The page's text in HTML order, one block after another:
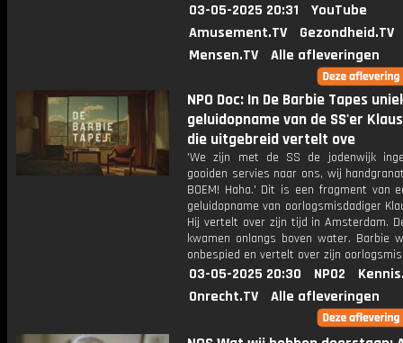
03-05-2025 20:31
YouTube
Amusement.TV
Gezondheid.TV
Mensen.TV
Alle afleveringen
NPO Doc: In De Barbie Tapes
geluidopname van de SS'er
die uitgebreid vertelt ove
'We zijn met de SS de jodenwijk
gooiden servies naar ons, wij
BOEM! Haha.' Dit is een fragment van
geluidopname van oorlogsmisdadiger
Hij vertelt over zijn tijd in Amsterdam.
kwamen onlangs boven water. Barbie
onbespied en vertelt over zijn
03-05-2025 20:30 NPO2
Onrecht.TV
Alle afleveringen